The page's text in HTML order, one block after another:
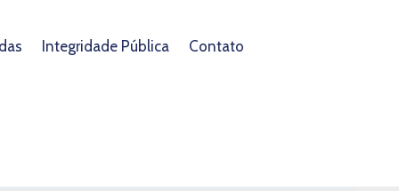
Integridade Pública Contato